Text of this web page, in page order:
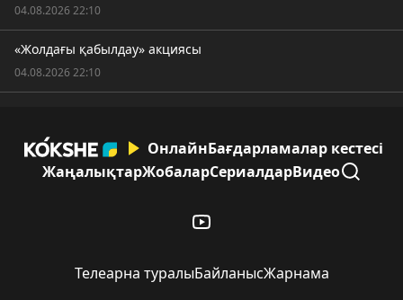
04.08.2026 22:10
«Жолдағы қабылдау» акциясы
04.08.2026 22:10
ОнлайнБағдарламалар кестесі
ЖаңалықтарЖобаларСериалдарВидео
Телеарна туралыБайланысЖарнама